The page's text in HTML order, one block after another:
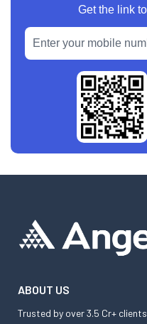
Get the link
ABOUT US
Trusted by over 3.5 Cr+